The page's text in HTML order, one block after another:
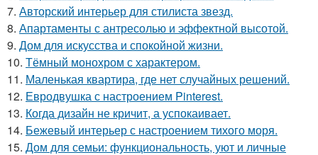
7. Авторский интерьер для стилиста звезд.
8. Апартаменты с антресолью и эффектной высотой.
9. Дом для искусства и спокойной жизни.
10. Тёмный монохром с характером.
11. Маленькая квартира, где нет случайных решений.
12. Евродвушка с настроением Pinterest.
13. Когда дизайн не кричит, а успокаивает.
14. Бежевый интерьер с настроением тихого моря.
15. Дом для семьи: функциональность, уют и личные